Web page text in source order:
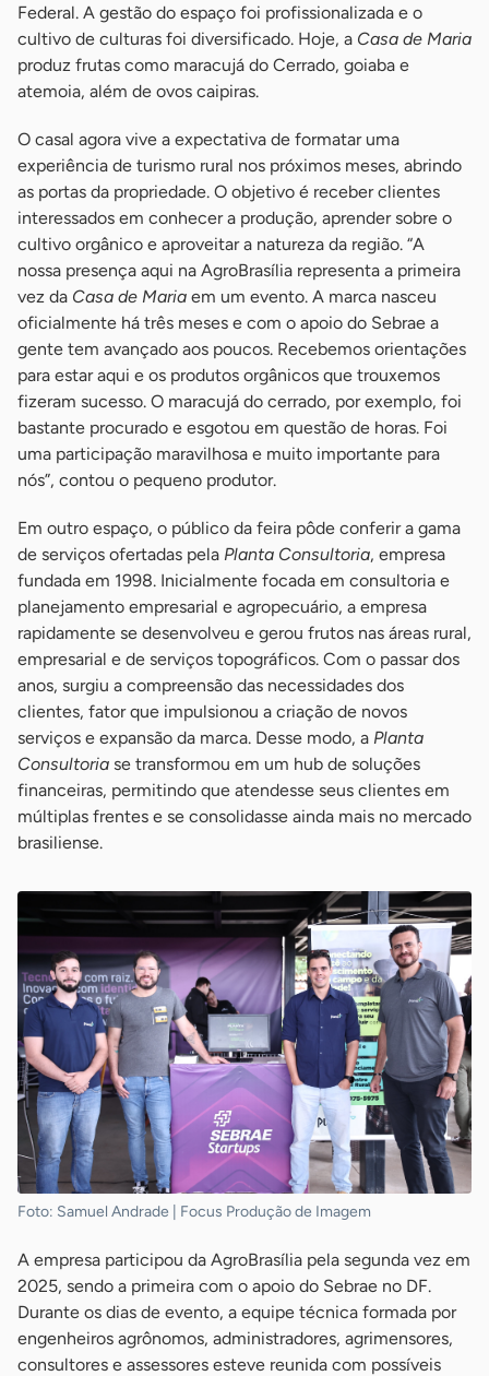
Federal. A gestão do espaço foi profissionalizada e o
cultivo de culturas foi diversificado. Hoje, a Casa de Maria
produz frutas como maracujá do Cerrado, goiaba e
atemoia, além de ovos caipiras.
O casal agora vive a expectativa de formatar uma
experiência de turismo rural nos próximos meses, abrindo
as portas da propriedade. O objetivo é receber clientes
interessados em conhecer a produção, aprender sobre o
cultivo orgânico e aproveitar a natureza da região. “A
nossa presença aqui na AgroBrasília representa a primeira
vez da Casa de Maria em um evento. A marca nasceu
oficialmente há três meses e com o apoio do Sebrae a
gente tem avançado aos poucos. Recebemos orientações
para estar aqui e os produtos orgânicos que trouxemos
fizeram sucesso. O maracujá do cerrado, por exemplo, foi
bastante procurado e esgotou em questão de horas. Foi
uma participação maravilhosa e muito importante para
nós”, contou o pequeno produtor.
Em outro espaço, o público da feira pôde conferir a gama
de serviços ofertadas pela Planta Consultoria, empresa
fundada em 1998. Inicialmente focada em consultoria e
planejamento empresarial e agropecuário, a empresa
rapidamente se desenvolveu e gerou frutos nas áreas rural,
empresarial e de serviços topográficos. Com o passar dos
anos, surgiu a compreensão das necessidades dos
clientes, fator que impulsionou a criação de novos
serviços e expansão da marca. Desse modo, a Planta
Consultoria se transformou em um hub de soluções
financeiras, permitindo que atendesse seus clientes em
múltiplas frentes e se consolidasse ainda mais no mercado
brasiliense.
Foto: Samuel Andrade | Focus Produção de Imagem
A empresa participou da AgroBrasília pela segunda vez em
2025, sendo a primeira com o apoio do Sebrae no DF.
Durante os dias de evento, a equipe técnica formada por
engenheiros agrônomos, administradores, agrimensores,
consultores e assessores esteve reunida com possíveis